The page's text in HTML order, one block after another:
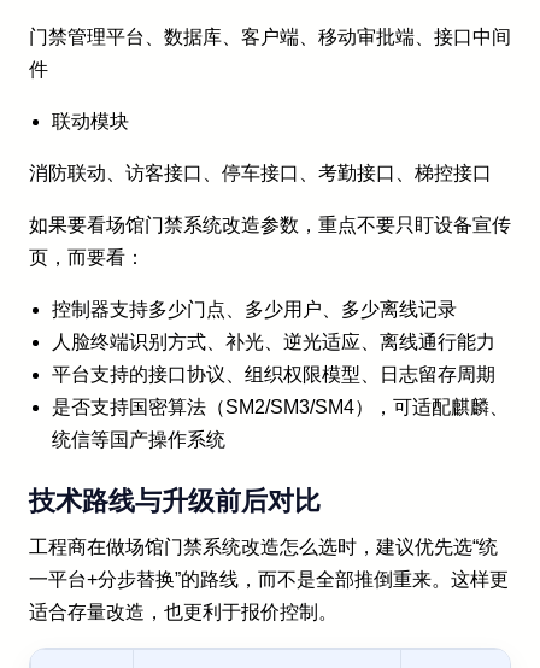
门禁管理平台、数据库、客户端、移动审批端、接口中间
件
联动模块
消防联动、访客接口、停车接口、考勤接口、梯控接口
如果要看场馆门禁系统改造参数，重点不要只盯设备宣传
页，而要看：
控制器支持多少门点、多少用户、多少离线记录
人脸终端识别方式、补光、逆光适应、离线通行能力
平台支持的接口协议、组织权限模型、日志留存周期
是否支持国密算法（SM2/SM3/SM4），可适配麒麟、
统信等国产操作系统
技术路线与升级前后对比
工程商在做场馆门禁系统改造怎么选时，建议优先选“统
一平台+分步替换”的路线，而不是全部推倒重来。这样更
适合存量改造，也更利于报价控制。